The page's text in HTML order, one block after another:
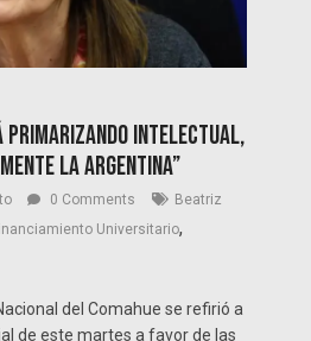
primarizando intelectual,
la Argentina”
0 Comments
Beatriz
Universitario,
del Comahue se refirió a
de este martes a favor de las